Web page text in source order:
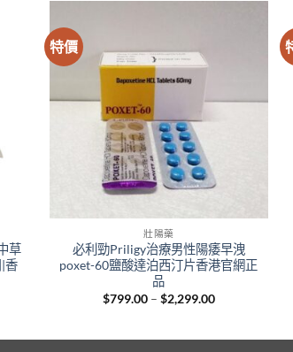
草
香
特價
壯陽藥
必利勁Priligy治療男性陽痿早洩
poxet-60鹽酸達泊西汀片香港官網正
品
$799.00 – $2,299.00Price